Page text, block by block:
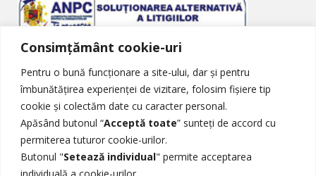
Consimțământ cookie-uri
Pentru o bună funcționare a site-ului, dar și pentru
îmbunătățirea experienței de vizitare, folosim fișiere tip
cookie și colectăm date cu caracter personal.
Apăsând butonul “Acceptă toate” sunteți de accord cu
permiterea tuturor cookie-urilor.
Butonul "Setează individual" permite acceptarea
individuală a cookie-urilor.
Soluționarea Alternativă a Litigiilor